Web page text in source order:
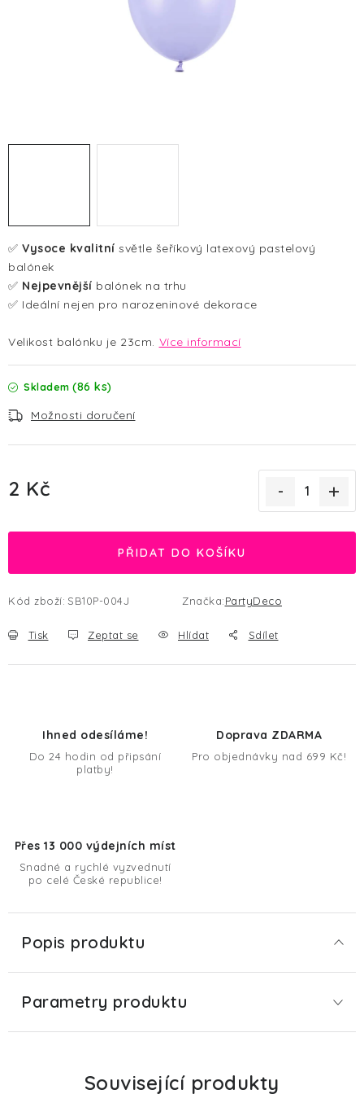
✅ Vysoce kvalitní světle šeříkový latexový pastelový
balónek
✅ Nejpevnější balónek na trhu
✅ Ideální nejen pro narozeninové dekorace
Velikost balónku je 23cm. Více informací
Skladem (86 ks)
Možnosti doručení
2 Kč
PŘIDAT DO KOŠÍKU
Kód zboží: SB10P-004J Značka:PartyDeco
Tisk Zeptat se Hlídat Sdílet
Ihned odesíláme!
Do 24 hodin od připsání
platby!
Doprava ZDARMA
Pro objednávky nad 699 Kč!
Přes 13 000 výdejních míst
Snadné a rychlé vyzvednutí
po celé České republice!
Popis produktu
Parametry produktu
Související produkty